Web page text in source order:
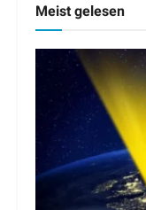
Meist gelesen